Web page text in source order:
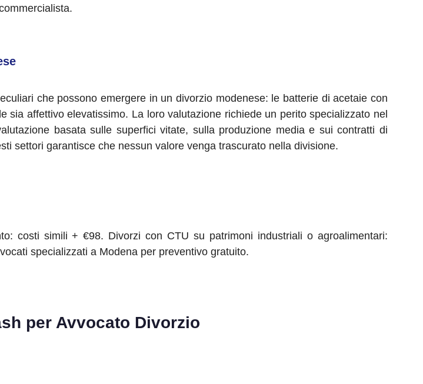
che possono emergere in un divorzio modenese: le batterie di acetaie con
affettivo elevatissimo. La loro valutazione richiede un perito specializzato nel
basata sulle superfici vitate, sulla produzione media e sui contratti di
settori garantisce che nessun valore venga trascurato nella divisione.
costi simili + €98. Divorzi con CTU su patrimoni industriali o agroalimentari:
specializzati a Modena per preventivo gratuito.
per Avvocato Divorzio